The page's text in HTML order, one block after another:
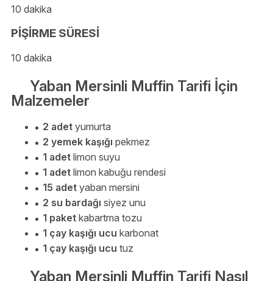
10 dakika
PİŞİRME SÜRESİ
10 dakika
Yaban Mersinli Muffin Tarifi İçin
Malzemeler
2 adet yumurta
2 yemek kaşığı pekmez
1 adet limon suyu
1 adet limon kabuğu rendesi
15 adet yaban mersini
2 su bardağı siyez unu
1 paket kabartma tozu
1 çay kaşığı ucu karbonat
1 çay kaşığı ucu tuz
Yaban Mersinli Muffin Tarifi Nasıl